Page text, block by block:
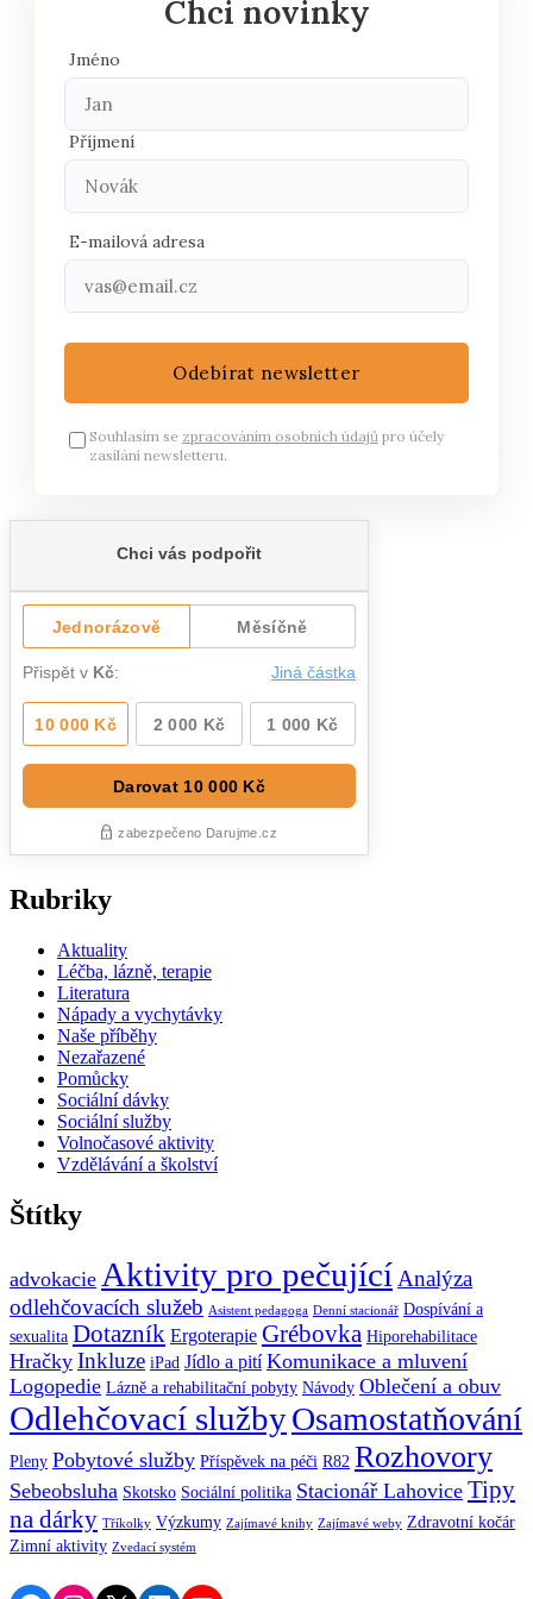
Chci novinky
Jméno
Příjmení
E-mailová adresa
Odebírat newsletter
Souhlasím se zpracováním osobních údajůpro účely
zasílání newsletteru.
Rubriky
Aktuality
Léčba, lázně, terapie
Literatura
Nápady a vychytávky
Naše příběhy
Nezařazené
Pomůcky
Sociální dávky
Sociální služby
Volnočasové aktivity
Vzdělávání a školství
Štítky
advokacie Aktivity pro pečující Analýza
odlehčovacích služeb Asistent pedagoga Denní stacionář Dospívání a
sexualita Dotazník Ergoterapie Grébovka Hiporehabilitace
Hračky Inkluze iPad Jídlo a pití Komunikace a mluvení
Logopedie Lázně a rehabilitační pobyty Návody Oblečení a obuv
Odlehčovací službyOsamostatňování
Pleny Pobytové služby Příspěvek na péči R82 Rozhovory
Sebeobsluha Skotsko Sociální politika Stacionář Lahovice Tipy
na dárky Tříkolky Výzkumy Zajímavé knihy Zajímavé weby Zdravotní kočár
Zimní aktivity Zvedací systém